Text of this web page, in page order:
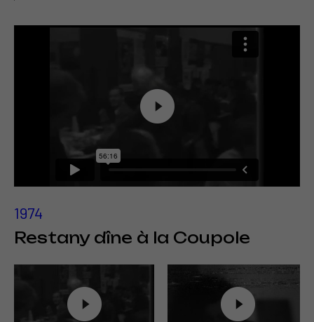
1974
Restany dîne à la Coupole